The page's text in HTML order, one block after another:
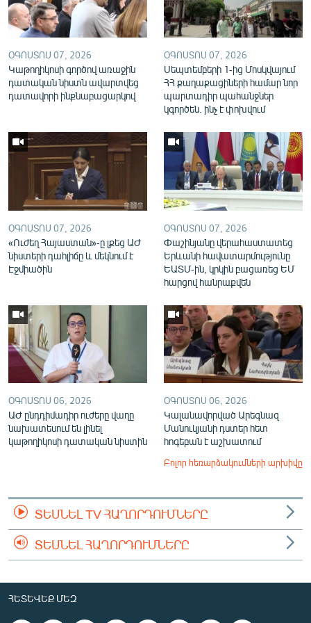
English
Русский
ՀԵՏԵՎԵՔ ՄԵԶ
«Ազատության» բոլոր կայքերը
ՕԳՈՍՏՈՍ 07, 2026
Կաթողիկոսի գործով առաջին
դատական նիստն ավարտվեց
դատավորի ինքնաբացարկով
ՕԳՈՍՏՈՍ 07, 2026
Սեպտեմբերի 1-ից Մոսկվայում
ՀՀ քաղաքացիների համար նոր
պարտադիր պահանջներ
կգործեն. ինչ է փոխվում
ՕԳՈՍՏՈՍ 07, 2026
«Ուժեղ Հայաստան»-ը լքեց ԱԺ
նիստերի դահլիճը և մեկնում է
Էջմիածին
ՕԳՈՍՏՈՍ 07, 2026
Փաշինյանը վերահաստատեց
Երևանի հավատարմությունը
ԵԱՏՄ-ին, կրկին բացառեց ԵՄ
հարցով հանրաքվեն
ՕԳՈՍՏՈՍ 06, 2026
ԱԺ ընդդիմադիր ուժերը վաղը
նախատեսում են լինել
կաթողիկոսի դատական նիստին
ՕԳՈՍՏՈՍ 06, 2026
Կալանավորված Արեգնազ
Մանուկյանի դստեր հետ
հոգեբան է աշխատում
Բոլոր հեռարձակումների արխիվը
ՏԵՍՆԵԼ TV ՀԱՂՈՐԴՈՒՄՆԵՐԸ
ՏԵՍՆԵԼ ՀԱՂՈՐԴՈՒՄՆԵՐԸ
ՀԵՏԵՎԵՔ ՄԵԶ